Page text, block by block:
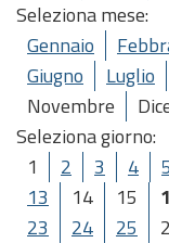
Seleziona mese:
Gennaio
Giugno
Luglio
Novembre
Seleziona giorno:
1
2 3 4 5
13
14 15
23
24 25